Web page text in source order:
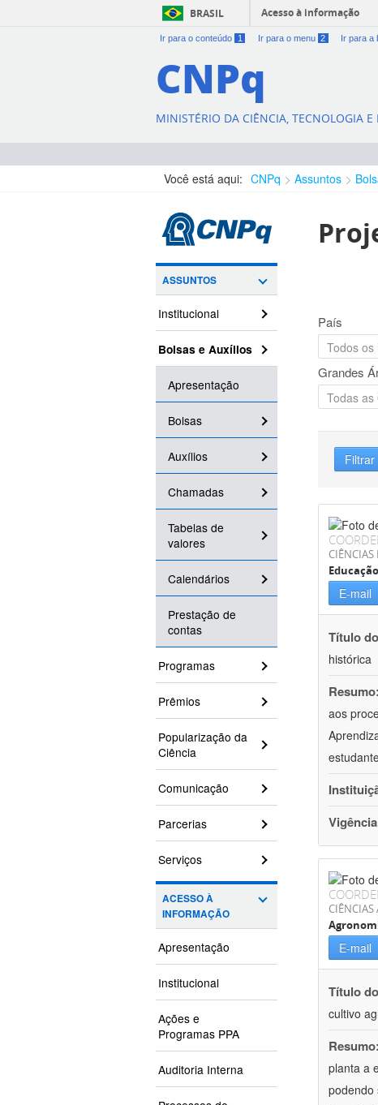
BRASIL Acesso à informação
Ir para o conteúdo 1 Ir para o menu 2 Ir para a
CNPq
MINISTÉRIO DA CIÊNCIA, TECNOLOGIA E
Você está aqui: CNPq Assuntos
ASSUNTOS
Institucional
Bolsas e Auxílios
Apresentação
Bolsas
Auxílios
Chamadas
Tabelas de
valores
Calendários
Prestação de
contas
Programas
Prêmios
Popularização da
Ciência
Comunicação
Parcerias
Serviços
ACESSO À
INFORMAÇÃO
Apresentação
Institucional
Ações e
Programas PPA
Auditoria Interna
País
Grandes
Filtrar
Educação
E-mail
Título
histórica
Resumo:
aos
CIÊNCIAS
E-mail
Título
cultivo
Resumo:
planta a
podendo